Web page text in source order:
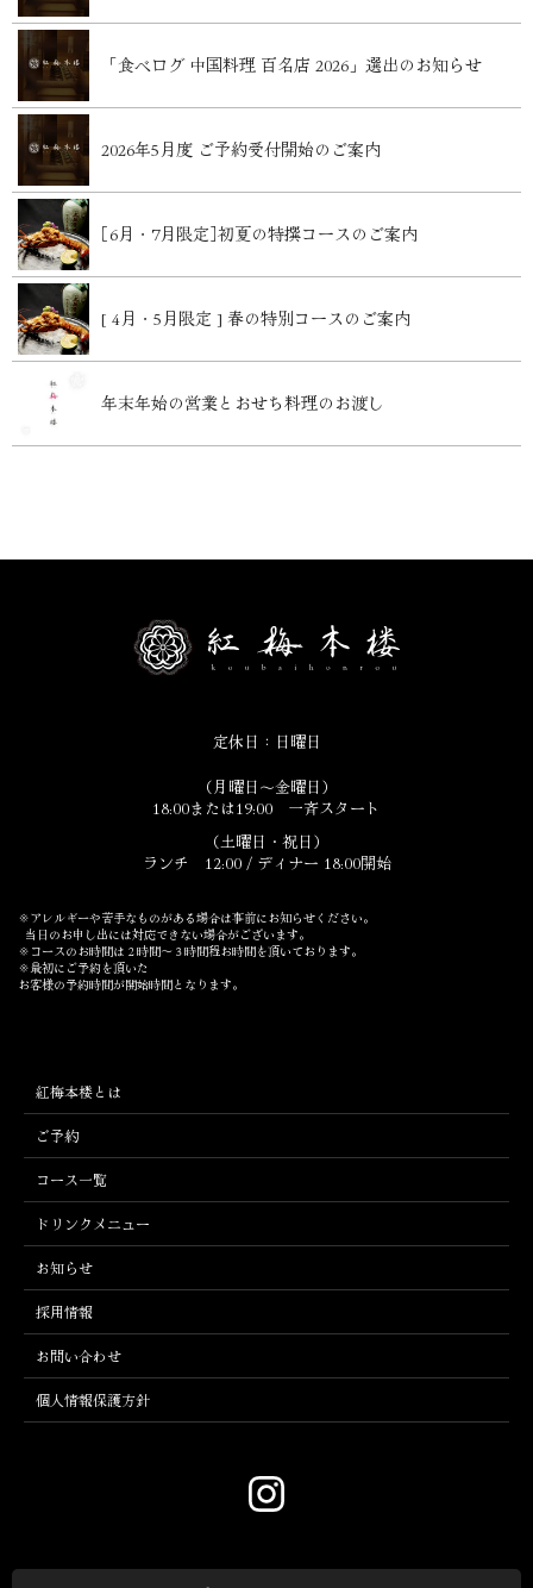
「食べログ 中国料理 百名店 2026」選出のお知らせ
2026年5月度 ご予約受付開始のご案内
［6月・7月限定］初夏の特撰コースのご案内
[ 4月・5月限定 ] 春の特別コースのご案内
年末年始の営業とおせち料理のお渡し
定休日：日曜日
（月曜日〜金曜日）
18:00または19:00 一斉スタート
（土曜日・祝日）
ランチ 12:00 / ディナー 18:00開始
※アレルギーや苦手なものがある場合は事前にお知らせください。
当日のお申し出には対応できない場合がございます。
※コースのお時間は２時間〜３時間程お時間を頂いております。
※最初にご予約を頂いた
お客様の予約時間が開始時間となります。
紅梅本楼とは
ご予約
コース一覧
ドリンクメニュー
お知らせ
採用情報
お問い合わせ
個人情報保護方針